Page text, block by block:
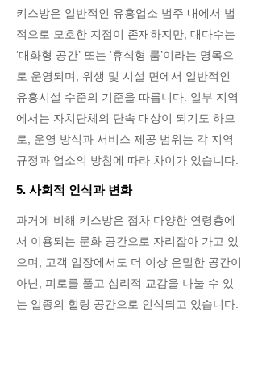
키스방은 일반적인 유흥업소 범주 내에서 법
적으로 모호한 지점이 존재하지만, 대다수는
‘대화형 공간’ 또는 ‘휴식형 룸’이라는 명목으
로 운영되며, 위생 및 시설 면에서 일반적인
유흥시설 수준의 기준을 따릅니다. 일부 지역
에서는 자치단체의 단속 대상이 되기도 하므
로, 운영 방식과 서비스 제공 범위는 각 지역
규정과 업소의 방침에 따라 차이가 있습니다.
5. 사회적 인식과 변화
과거에 비해 키스방은 점차 다양한 연령층에
서 이용되는 문화 공간으로 자리잡아 가고 있
으며, 고객 입장에서도 더 이상 은밀한 공간이
아닌, 피로를 풀고 심리적 교감을 나눌 수 있
는 일종의 힐링 공간으로 인식되고 있습니다.